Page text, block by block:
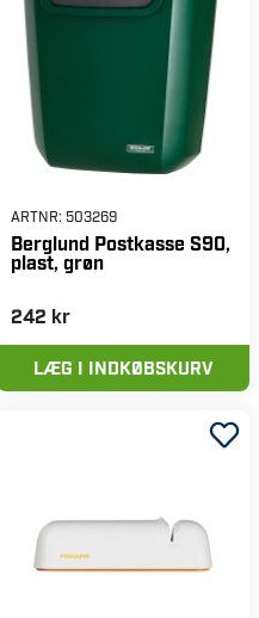
ARTNR: 503269
Berglund Postkasse S90,
plast, grøn
242 kr
LÆG I INDKØBSKURV